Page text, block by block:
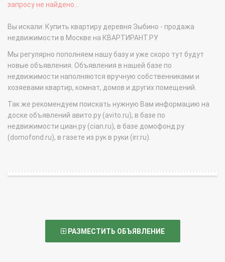
запросу не найдено...
Вы искали: Купить квартиру деревня Зыбино - продажа
недвижимости в Москве на КВАРТИРАНТ.РУ
Мы регулярно пополняем нашу базу и уже скоро тут будут
новые объявления. Объявления в нашей базе по
недвижимости наполняются вручную собственниками и
хозяевами квартир, комнат, домов и других помещений.
Так же рекомендуем поискать нужную Вам информацию на
доске объявлений авито.ру (avito.ru), в базе по
недвижимости циан.ру (cian.ru), в базе домофонд.ру
(domofond.ru), в газете из рук в руки (irr.ru).
РАЗМЕСТИТЬ ОБЪЯВЛЕНИЕ